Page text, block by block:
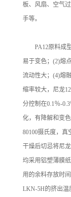
板、风扇、空气
手等。
PA12原料成型
易于变色；(2)熔
流动性大；(4)熔
缩率较大，尼龙
分控制在0.1％-
化，有降解和变
80100摄氏度，真
干燥后切忌将尼
均采用铝塑薄膜
用的余料存放时
LKN-5H的挤出温